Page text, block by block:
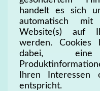
handelt es sich
automatisch
Website(s) auf
werden. Cookies
dabei,
Ihren Interessen
entspricht.